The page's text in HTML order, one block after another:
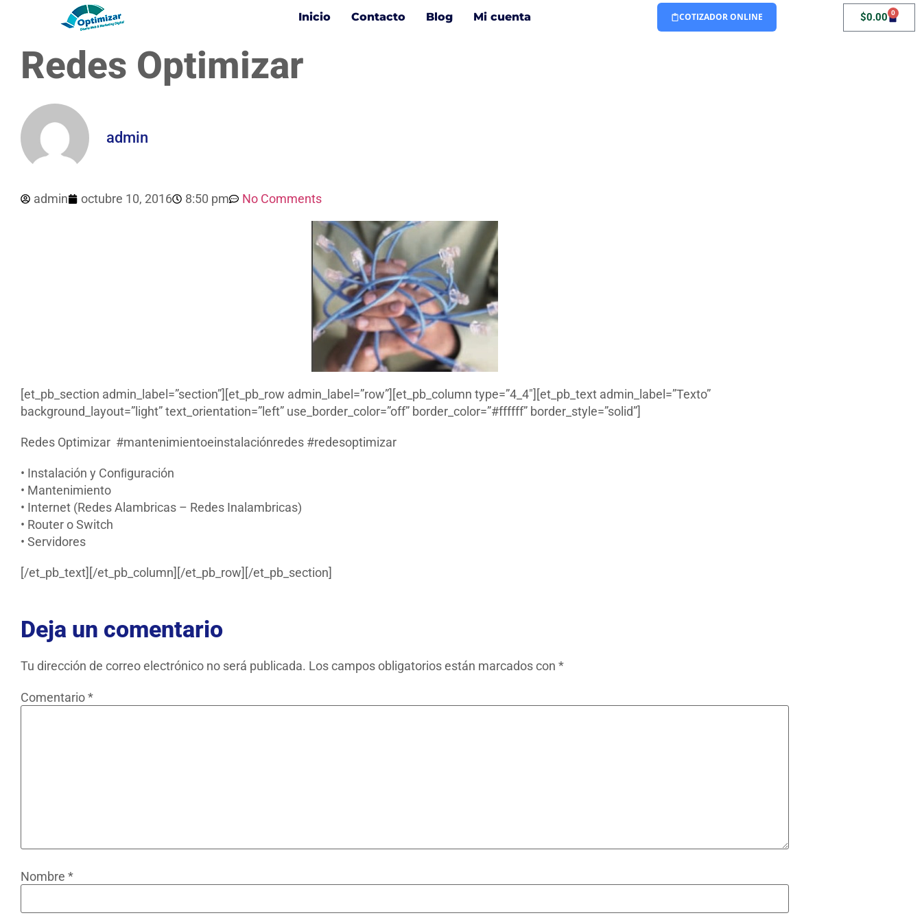
Inicio Contacto Blog Mi cuenta COTIZADOR ONLINE $0.00 0
Redes Optimizar
admin
admin octubre 10, 2016 8:50 pm No Comments
[et_pb_section admin_label=”section”][et_pb_row admin_label=”row”][et_pb_column type=”4_4″][et_pb_text admin_label=”Texto”
background_layout=”light” text_orientation=”left” use_border_color=”off” border_color=”#ffffff” border_style=”solid”]
Redes Optimizar #mantenimientoeinstalaciónredes #redesoptimizar
• Instalación y Conﬁguración
• Mantenimiento
• Internet (Redes Alambricas – Redes Inalambricas)
• Router o Switch
• Servidores
[/et_pb_text][/et_pb_column][/et_pb_row][/et_pb_section]
Deja un comentario
Tu dirección de correo electrónico no será publicada. Los campos obligatorios están marcados con *
Comentario*
Nombre *